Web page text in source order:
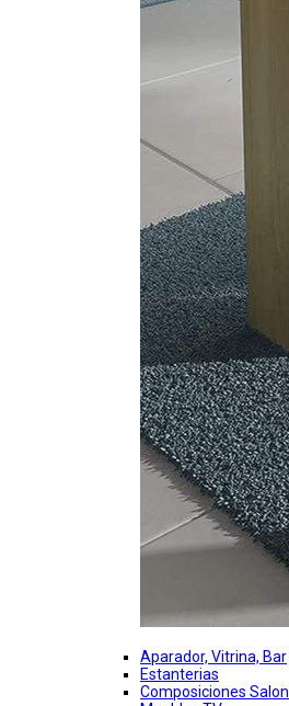
Aparador, Vitrina, Bar
Estanterias
Composiciones Salon